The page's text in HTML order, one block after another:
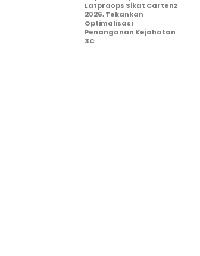
Latpraops Sikat Cartenz
2026, Tekankan
Optimalisasi
Penanganan Kejahatan
3C